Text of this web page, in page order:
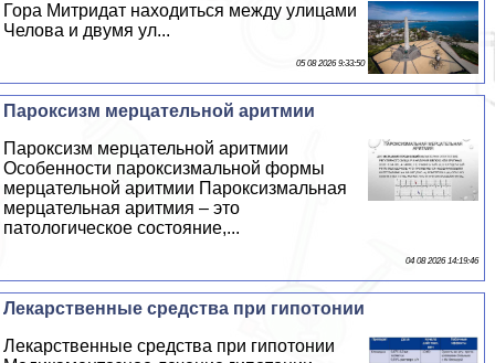
Гора Митридат находиться между улицами
Челова и двумя ул...
05 08 2026 9:33:50
Пароксизм мерцательной аритмии
Пароксизм мерцательной аритмии
Особенности пароксизмальной формы
мерцательной аритмии Пароксизмальная
мерцательная аритмия – это
патологическое состояние,...
04 08 2026 14:19:46
Лекарственные средства при гипотонии
Лекарственные средства при гипотонии